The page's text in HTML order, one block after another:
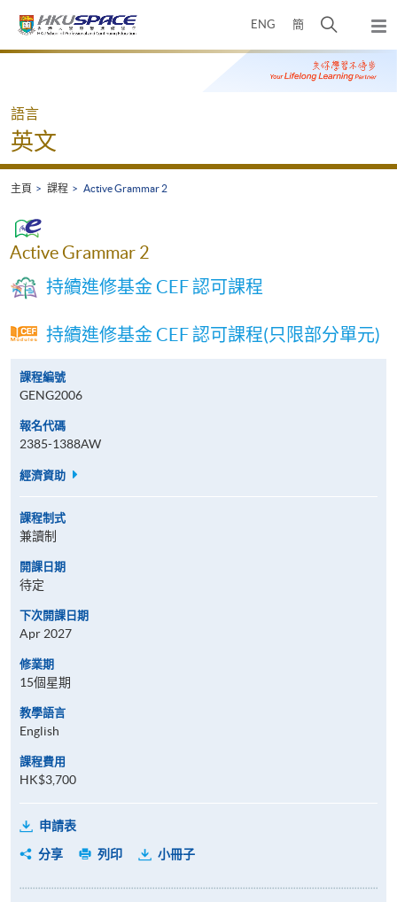
ENG 簡
開
搜
尋
彈
出
主
Main
語言
英文
主頁 課程 Active Grammar 2
Active Grammar 2
持續進修基金 CEF 認可課程
持續進修基金 CEF 認可課程(只限部分單元)
課程編號
GENG2006
報名代碼
2385-1388AW
經濟資助
課程制式
兼讀制
開課日期
待定
下次開課日期
Apr 2027
修業期
15個星期
教學語言
English
課程費用
HK$3,700
申請表
分享
列印 小冊子